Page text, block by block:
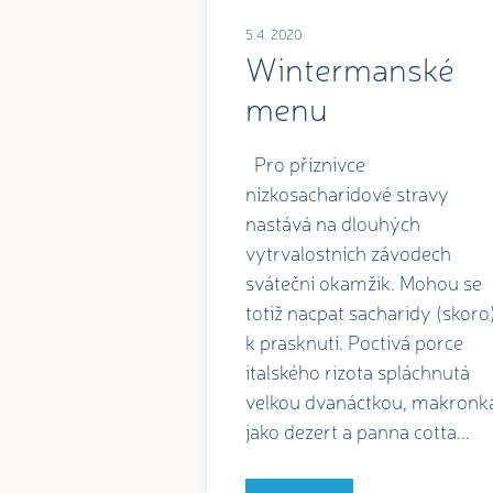
5.4. 2020
Wintermanské
menu
Pro příznivce
nízkosacharidové stravy
nastává na dlouhých
vytrvalostních závodech
sváteční okamžik. Mohou se
totiž nacpat sacharidy
k prasknutí. Poctivá porce
italského rizota spláchnutá
velkou dvanáctkou,
jako dezert a panna cotta...